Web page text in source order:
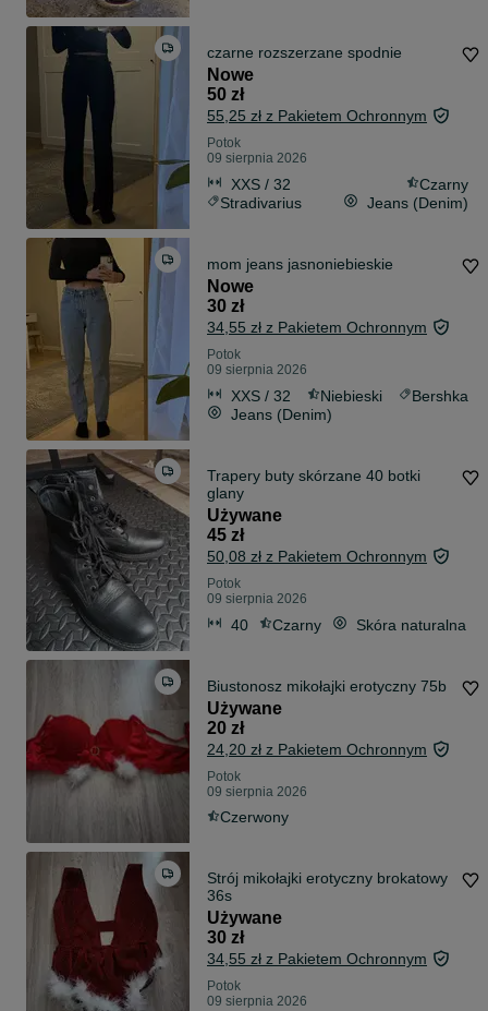
czarne rozszerzane spodnie
Nowe
50 zł
55,25 zł z Pakietem Ochronnym
Potok
09 sierpnia 2026
XXS / 32
Czarny
Stradivarius
Jeans (Denim)
mom jeans jasnoniebieskie
Nowe
30 zł
34,55 zł z Pakietem Ochronnym
Potok
09 sierpnia 2026
XXS / 32 Niebieski
Bershka
Jeans (Denim)
Trapery buty skórzane 40 botki
glany
Używane
45 zł
50,08 zł z Pakietem Ochronnym
Potok
09 sierpnia 2026
40 Czarny Skóra naturalna
Biustonosz mikołajki erotyczny 75b
Używane
20 zł
24,20 zł z Pakietem Ochronnym
Potok
09 sierpnia 2026
Czerwony
Strój mikołajki erotyczny brokatowy
36s
Używane
30 zł
34,55 zł z Pakietem Ochronnym
Potok
09 sierpnia 2026